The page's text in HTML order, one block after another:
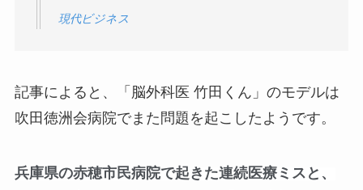
現代ビジネス
記事によると、「脳外科医 竹田くん」のモデルは
吹田徳洲会病院でまた問題を起こしたようです。
兵庫県の赤穂市民病院で起きた連続医療ミスと、